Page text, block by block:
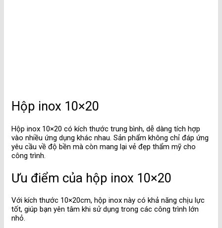
Hộp inox 10×20
Hộp inox 10×20 có kích thước trung bình, dễ dàng tích hợp
vào nhiều ứng dụng khác nhau. Sản phẩm không chỉ đáp ứng
yêu cầu về độ bền mà còn mang lại vẻ đẹp thẩm mỹ cho
công trình.
Ưu điểm của hộp inox 10×20
Với kích thước 10×20cm, hộp inox này có khả năng chịu lực
tốt, giúp bạn yên tâm khi sử dụng trong các công trình lớn
nhỏ.